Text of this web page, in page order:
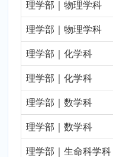
理学部｜物理学科
理学部｜物理学科
理学部｜化学科
理学部｜化学科
理学部｜数学科
理学部｜数学科
理学部｜生命科学科